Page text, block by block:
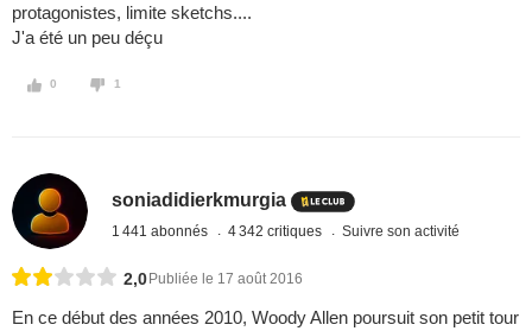
protagonistes, limite sketchs....
J'a été un peu déçu
0 1
soniadidierkmurgia
1 441 abonnés 4 342 critiques Suivre son activité
2,0 Publiée le 17 août 2016
En ce début des années 2010, Woody Allen poursuit son petit tour